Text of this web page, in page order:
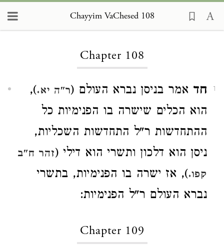
Chayyim VaChesed 108
Chapter 108
1 חד אמר בניסן נברא העולם (ר"ה יא.),
הוא הכלים שישרה בו הפנימיות כל
ההתחדשות ר"ל התחדשות השכליות,
ניסן הוא דלכון ותשרי הוא דילי (זהר ח"ב
קפו.), אז ישרה בו הפנימיות, בתשרי
נברא העולם ר"ל הפנימיות:
Chapter 109